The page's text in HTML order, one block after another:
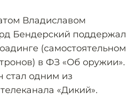
Владиславом
Бендерский поддержал
(самостоятельном
в ФЗ «Об оружии».
стал одним из
«Дикий».